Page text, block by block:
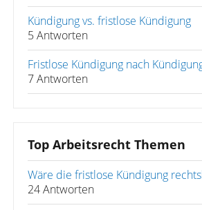
Kündigung vs. fristlose Kündigung
5 Antworten
Fristlose Kündigung nach
7 Antworten
Top Arbeitsrecht Themen
Wäre die fristlose Kündigung
24 Antworten